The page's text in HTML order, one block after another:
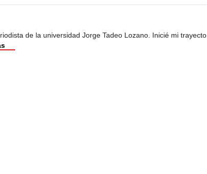
de la universidad Jorge Tadeo Lozano. Inicié mi trayecto